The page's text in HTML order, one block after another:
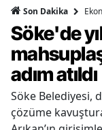
Son Dakika
Söke'de
adım atıldı
Söke Belediyesi,
çözüme